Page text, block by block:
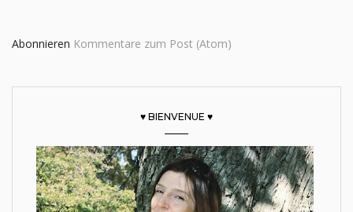
Abonnieren Kommentare zum Post (Atom)
♥ BIENVENUE ♥